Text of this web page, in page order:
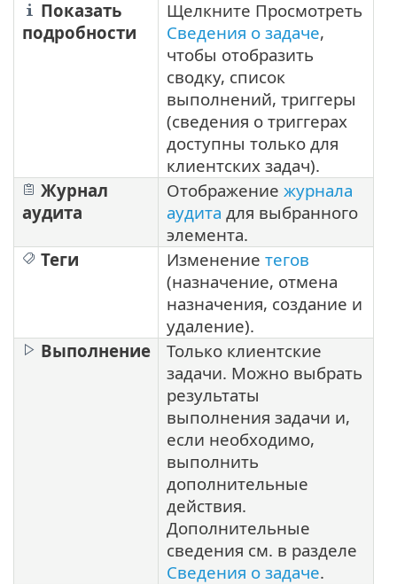
Показать
подробности
Щелкните Просмотреть
Сведения о задаче,
чтобы отобразить
сводку, список
выполнений, триггеры
(сведения о триггерах
доступны только для
клиентских задач).
Журнал
аудита
Отображение журнала
аудита для выбранного
элемента.
Теги
Изменение тегов
(назначение, отмена
назначения, создание и
удаление).
Выполнение
Только клиентские
задачи. Можно выбрать
результаты
выполнения задачи и,
если необходимо,
выполнить
дополнительные
действия.
Дополнительные
сведения см. в разделе
Сведения о задаче.